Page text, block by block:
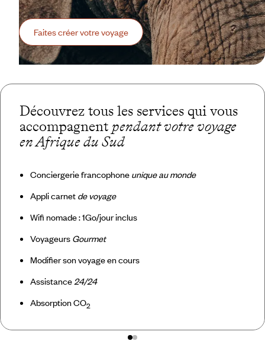
Faites créer votre voyage
Découvrez tous les services qui vous
accompagnent pendant votre voyage
en Afrique du Sud
Conciergerie francophone unique au monde
Appli carnet de voyage
Wifi nomade : 1Go/jour inclus
Voyageurs Gourmet
Modifier son voyage en cours
Assistance 24/24
Absorption CO2